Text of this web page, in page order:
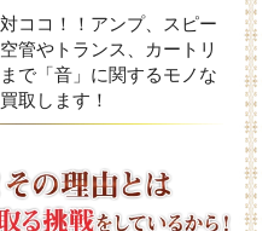
ココ！！アンプ、スピー
管やトランス、カートリ
で「音」に関するモノな
取します！